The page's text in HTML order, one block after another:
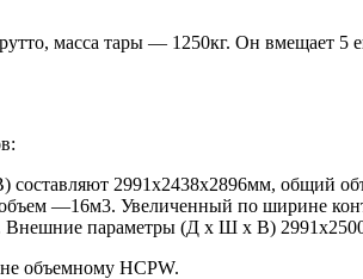
масса тары — 1250кг. Он вмещает 5
2991х2438х2896мм, общий
—16м3. Увеличенный по ширине
параметры (Д х Ш х В)
объемному HCPW.